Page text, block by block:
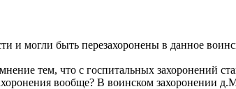
и могли быть перезахоронены в данное
тем, что с госпитальных захоронений
вообще? В воинском захоронении